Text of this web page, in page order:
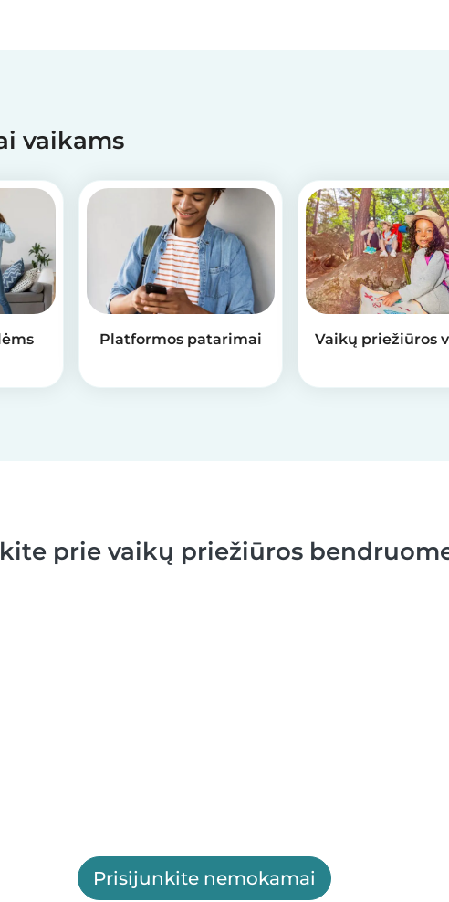
vaikams
Platformos patarimai Vaikų priežiūros
prie vaikų priežiūros
Prisijunkite nemokamai